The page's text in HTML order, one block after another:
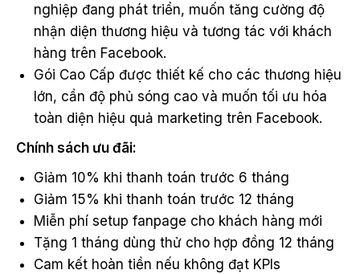
nghiệp đang phát triển, muốn tăng cường độ
nhận diện thương hiệu và tương tác với khách
hàng trên Facebook.
Gói Cao Cấp được thiết kế cho các thương hiệu
lớn, cần độ phủ sóng cao và muốn tối ưu hóa
toàn diện hiệu quả marketing trên Facebook.
Chính sách ưu đãi:
Giảm 10% khi thanh toán trước 6 tháng
Giảm 15% khi thanh toán trước 12 tháng
Miễn phí setup fanpage cho khách hàng mới
Tặng 1 tháng dùng thử cho hợp đồng 12 tháng
Cam kết hoàn tiền nếu không đạt KPIs